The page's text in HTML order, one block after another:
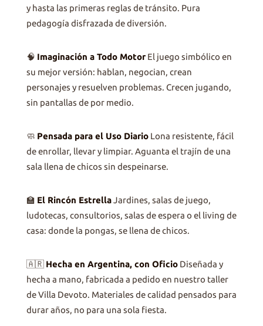
y hasta las primeras reglas de tránsito. Pura
pedagogía disfrazada de diversión.
🧠 Imaginación a Todo MotorEl juego simbólico en
su mejor versión: hablan, negocian, crean
personajes y resuelven problemas. Crecen jugando,
sin pantallas de por medio.
🧼 Pensada para el Uso DiarioLona resistente, fácil
de enrollar, llevar y limpiar. Aguanta el trajín de una
sala llena de chicos sin despeinarse.
🏫 El Rincón EstrellaJardines, salas de juego,
ludotecas, consultorios, salas de espera o el living de
casa: donde la pongas, se llena de chicos.
🇦🇷 Hecha en Argentina, con OficioDiseñada y
hecha a mano, fabricada a pedido en nuestro taller
de Villa Devoto. Materiales de calidad pensados para
durar años, no para una sola fiesta.